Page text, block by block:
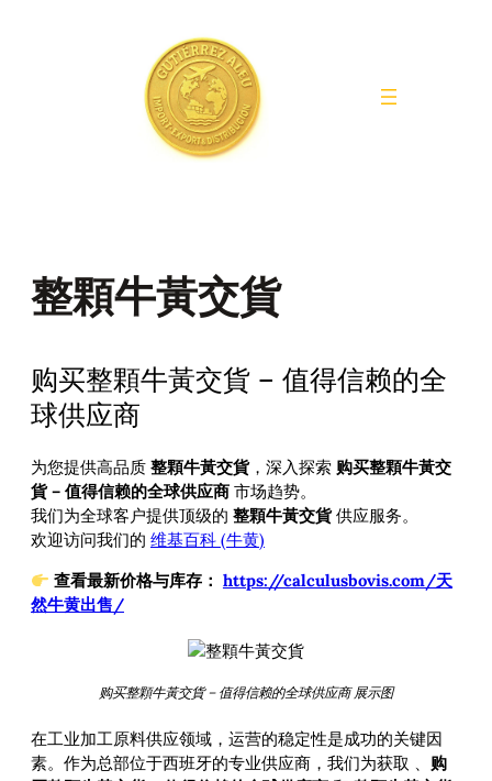
整顆牛黃交貨
购买整顆牛黃交貨 – 值得信赖的全
球供应商
为您提供高品质 整顆牛黃交貨，深入探索 购买整顆牛黃交
貨 – 值得信赖的全球供应商 市场趋势。
我们为全球客户提供顶级的 整顆牛黃交貨供应服务。
欢迎访问我们的 维基百科 (牛黄)
查看最新价格与库存： https://calculusbovis.com/天
然牛黄出售/
购买整顆牛黃交貨 – 值得信赖的全球供应商 展示图
在工业加工原料供应领域，运营的稳定性是成功的关键因
素。作为总部位于西班牙的专业供应商，我们为获取 、 购